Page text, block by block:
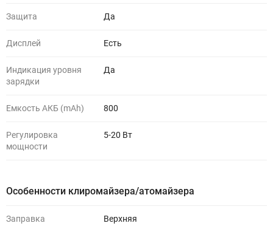
Защита Да
Дисплей Есть
Индикация уровня
зарядки
Да
Емкость АКБ (mAh) 800
Регулировка
мощности
5-20 Вт
Особенности клиромайзера/атомайзера
Заправка Верхняя